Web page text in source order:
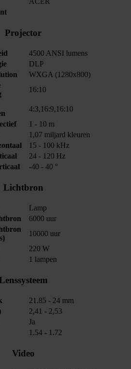
Projector
4500 ANSI lumens
DLP
WXGA (1280x800)
16:10
4:3,16:9,16:10
1 - 10 m
1,07 miljard kleuren
15 - 100 kHz
24 - 120 Hz
-40 - 40 °
Lichtbron
Lamp
6000 uur
10000 uur
220 W
1 lampen
21.85 - 24 mm
2,41 - 2,53
Ja
1.54 - 1.72
Video